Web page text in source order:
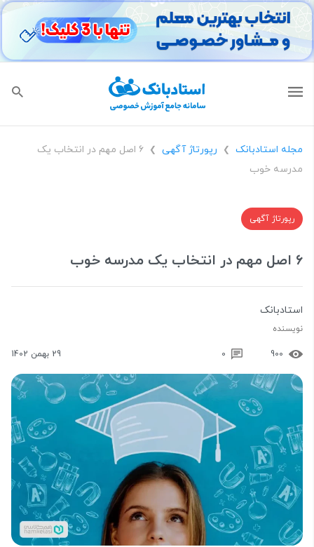
مجله استادبانک ❯ رپورتاژ آگهی ❯
۶ اصل مهم در انتخاب یک
مدرسه خوب
رپورتاژ آگهی
۶ اصل مهم در انتخاب یک مدرسه خوب
استادبانک
نویسنده
900
0 29 بهمن 1402